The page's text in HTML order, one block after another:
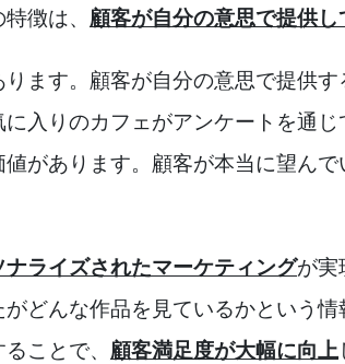
徴は、 顧客が自分の意思で提供し
ります。顧客が自分の意思で提供
入りのカフェがアンケートを通
があります。顧客が本当に望ん
ナライズされたマーケティングが実
どんな作品を見ているかという
ことで、 顧客満足度が大幅に向上